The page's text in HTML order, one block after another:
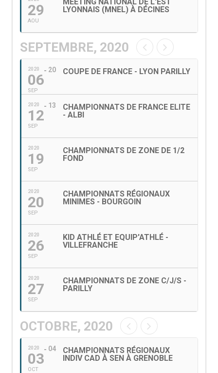
29
AOU
LYONNAIS (MNEL) À DÉCINES
SEPTEMBRE, 2020
2020
06
SEP
20 COUPE DE FRANCE - LYON PARILLY
2020
12
SEP
13
CHAMPIONNATS DE FRANCE ELITE
- ALBI
2020
19
SEP
CHAMPIONNATS DE ZONE DE 1/2
FOND
2020
20
SEP
CHAMPIONNATS RÉGIONAUX
MINIMES - BOURGOIN
2020
26
SEP
KID ATHLÉ ET EQUIP'ATHLÉ -
VILLEFRANCHE
2020
27
SEP
CHAMPIONNATS DE ZONE C/J/S -
PARILLY
OCTOBRE, 2020
2020
03
OCT
04
CHAMPIONNATS RÉGIONAUX
INDIV CAD À SEN À GRENOBLE